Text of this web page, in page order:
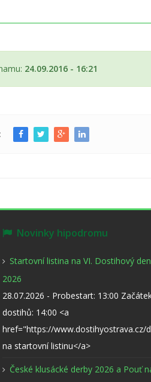
24.09.2016 - 16:21
Novinky hipodromu
Startovní listina na VI. Dostihový den
2026
28.07.2026 - Probestart: 13:00
dostihů: 14:00 <a
href="https://www.dostihyostrava.cz/
na startovní listinu</a>
České klusácké derby 2026 a Pouť